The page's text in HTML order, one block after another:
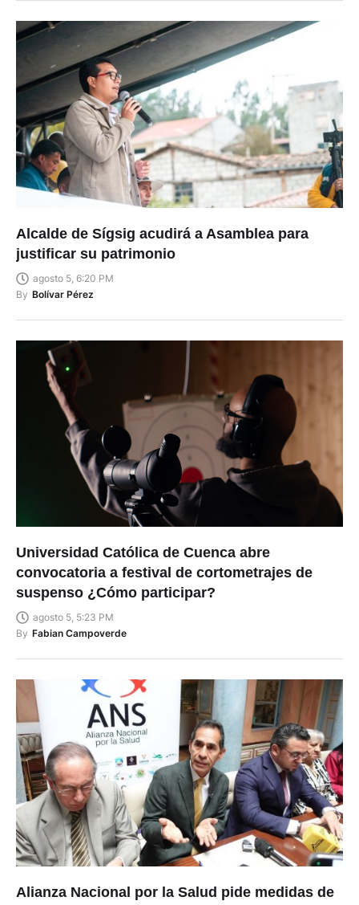
Alcalde de Sígsig acudirá a Asamblea para
justificar su patrimonio
agosto 5, 6:20 PM
By
Bolívar Pérez
Universidad Católica de Cuenca abre
convocatoria a festival de cortometrajes de
suspenso ¿Cómo participar?
agosto 5, 5:23 PM
By Fabian Campoverde
Alianza Nacional por la Salud pide medidas de
fondo ante la crisis del sistema sanitario